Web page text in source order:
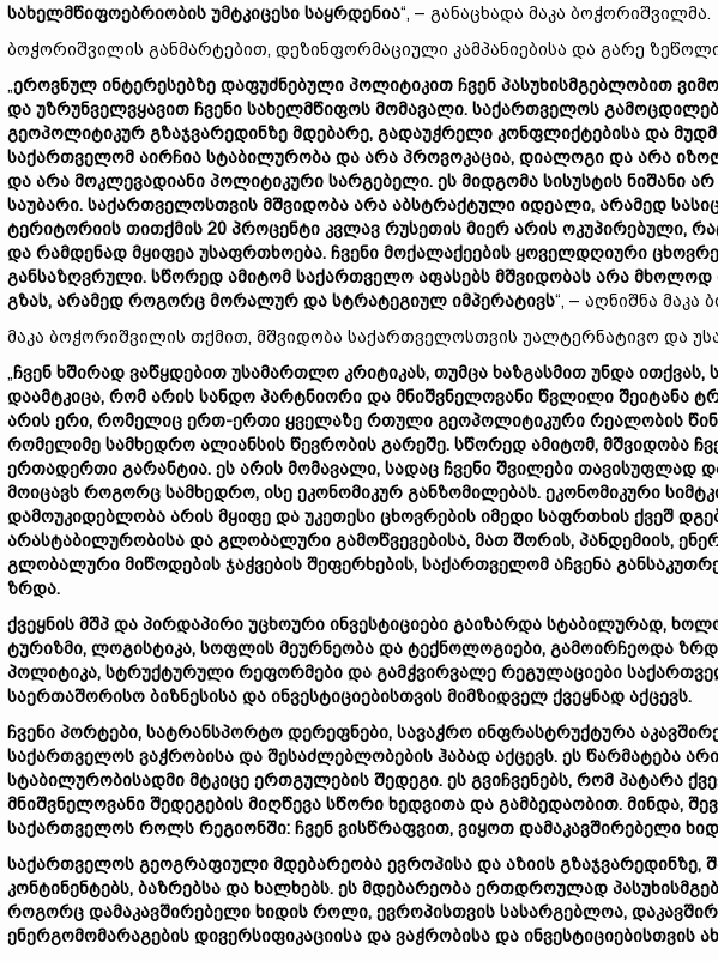
სახელმწიფოებრიობის უმტკიცესი საყრდენია“, – განაცხადა მაკა ბოჭორიშვილმა.
ბოჭორიშვილის განმარტებით, დეზინფორმაციული კამპანიებისა და გარე
„ეროვნულ ინტერესებზე დაფუძნებული პოლიტიკით ჩვენ პასუხისმგებლობით
და უზრუნველვყავით ჩვენი სახელმწიფოს მომავალი. საქართველოს
გეოპოლიტიკურ გზაჯვარედინზე მდებარე, გადაუჭრელი კონფლიქტებისა და
საქართველომ აირჩია სტაბილურობა და არა პროვოკაცია, დიალოგი და არა
და არა მოკლევადიანი პოლიტიკური სარგებელი. ეს მიდგომა სისუსტის ნიშანი არ
საუბარი. საქართველოსთვის მშვიდობა არა აბსტრაქტული იდეალი, არამედ
ტერიტორიის თითქმის 20 პროცენტი კვლავ რუსეთის მიერ არის ოკუპირებული,
და რამდენად მყიფეა უსაფრთხოება. ჩვენი მოქალაქეების ყოველდღიური
განსაზღვრული. სწორედ ამიტომ საქართველო აფასებს მშვიდობას არა მხოლოდ
გზას, არამედ როგორც მორალურ და სტრატეგიულ იმპერატივს“, – აღნიშნა მაკა
მაკა ბოჭორიშვილის თქმით, მშვიდობა საქართველოსთვის უალტერნატივო და
„ჩვენ ხშირად ვაწყდებით უსამართლო კრიტიკას, თუმცა ხაზგასმით უნდა ითქვას,
დაამტკიცა, რომ არის სანდო პარტნიორი და მნიშვნელოვანი წვლილი შეიტანა
არის ერი, რომელიც ერთ-ერთი ყველაზე რთული გეოპოლიტიკური რეალობის
რომელიმე სამხედრო ალიანსის წევრობის გარეშე. სწორედ ამიტომ, მშვიდობა
ერთადერთი გარანტია. ეს არის მომავალი, სადაც ჩვენი შვილები თავისუფლად
მოიცავს როგორც სამხედრო, ისე ეკონომიკურ განზომილებას. ეკონომიკური
დამოუკიდებლობა არის მყიფე და უკეთესი ცხოვრების იმედი საფრთხის ქვეშ
არასტაბილურობისა და გლობალური გამოწვევებისა, მათ შორის, პანდემიის,
გლობალური მიწოდების ჯაჭვების შეფერხების, საქართველომ აჩვენა
ზრდა.
ქვეყნის მშპ და პირდაპირი უცხოური ინვესტიციები გაიზარდა სტაბილურად,
ტურიზმი, ლოგისტიკა, სოფლის მეურნეობა და ტექნოლოგიები, გამოირჩეოდა
პოლიტიკა, სტრუქტურული რეფორმები და გამჭვირვალე რეგულაციები
საერთაშორისო ბიზნესისა და ინვესტიციებისთვის მიმზიდველ ქვეყნად აქცევს.
ჩვენი პორტები, სატრანსპორტო დერეფნები, სავაჭრო ინფრასტრუქტურა
საქართველოს ვაჭრობისა და შესაძლებლობების ჰაბად აქცევს. ეს წარმატება
სტაბილურობისადმი მტკიცე ერთგულების შედეგი. ეს გვიჩვენებს, რომ პატარა
მნიშვნელოვანი შედეგების მიღწევა სწორი ხედვითა და გამბედაობით. მინდა,
საქართველოს როლს რეგიონში: ჩვენ ვისწრაფვით, ვიყოთ დამაკავშირებელი
საქართველოს გეოგრაფიული მდებარეობა ევროპისა და აზიის გზაჯვარედინზე,
კონტინენტებს, ბაზრებსა და ხალხებს. ეს მდებარეობა ერთდროულად
როგორც დამაკავშირებელი ხიდის როლი, ევროპისთვის სასარგებლოა,
ენერგომომარაგების დივერსიფიკაციისა და ვაჭრობისა და ინვესტიციებისთვის